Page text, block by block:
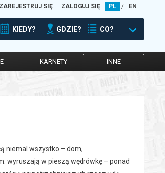
ZAREJESTRUJ SIĘ ZALOGUJ SIĘ PL / EN
KIEDY? GDZIE? CO?
KARNETY INNE
niemal wszystko – dom,
wyruszają w pieszą wędrówkę – ponad